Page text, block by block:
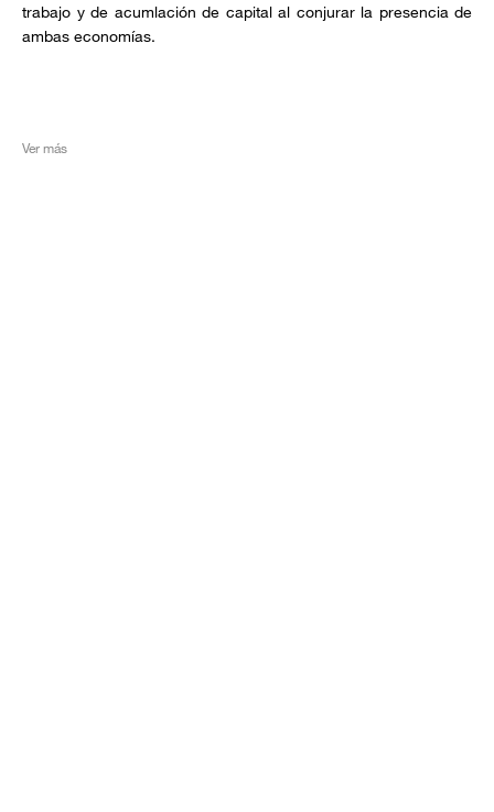
trabajo y de acumlación de capital al conjurar la presencia de
ambas economías.
Ver más